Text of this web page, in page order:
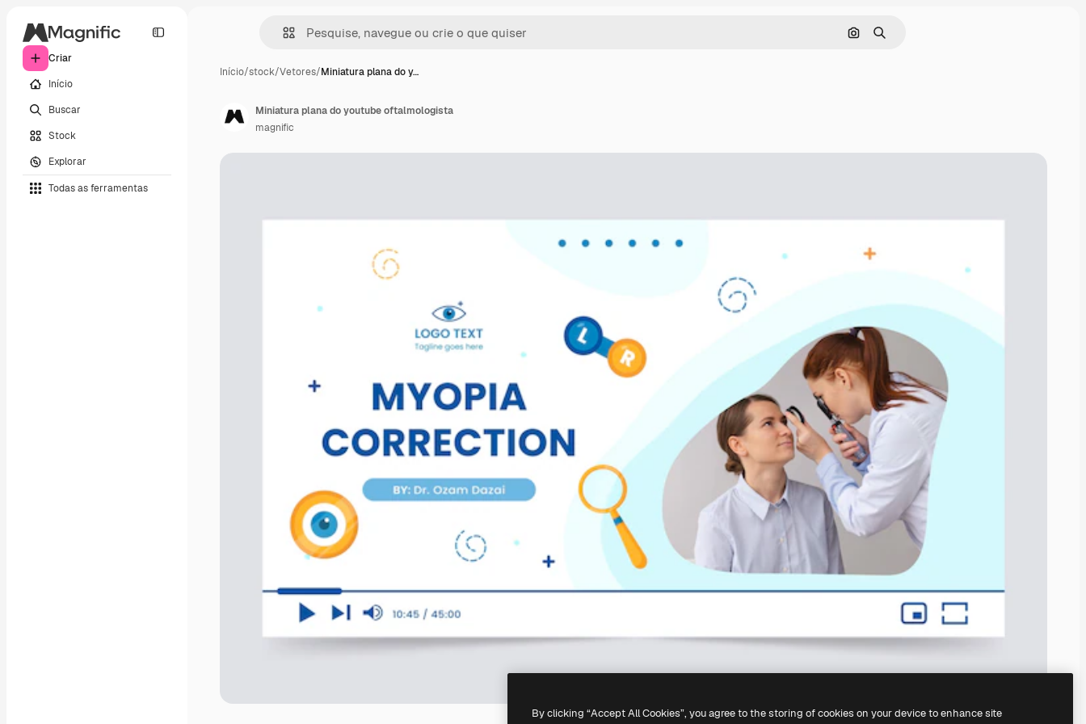
Criar
Início
Buscar
Stock
Explorar
Todas as ferramentas
Pesquisar por imagem
Buscar
Início/stock/Vetores/Miniatura plana do y…
Miniatura plana do youtube oftalmologista
magnific
By clicking “Accept All Cookies”, you agree to the storing of cookies on your device to enhance site